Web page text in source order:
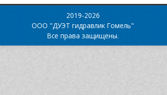
2019-2026
ООО "ДУЭТ гидравлик Гомель"
Все права защищены.